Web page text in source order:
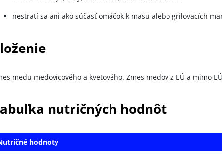
nestratí sa ani ako súčasť omáčok k mäsu alebo grilovacích
medu medovicového a kvetového. Zmes medov z EÚ a mimo
nutričných hodnôt
hodnoty